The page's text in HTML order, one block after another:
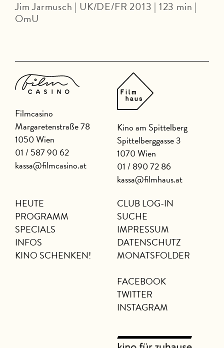
Jim Jarmusch | UK/DE/FR 2013 | 123 min |
OmU
Filmcasino
Margaretenstraße 78
1050 Wien
01 / 587 90 62
kassa@filmcasino.at
Kino am Spittelberg
Spittelberggasse 3
1070 Wien
01 / 890 72 86
kassa@filmhaus.at
HEUTE
PROGRAMM
SPECIALS
INFOS
KINO SCHENKEN!
CLUB LOG-IN
SUCHE
IMPRESSUM
DATENSCHUTZ
MONATSFOLDER
FACEBOOK
TWITTER
INSTAGRAM